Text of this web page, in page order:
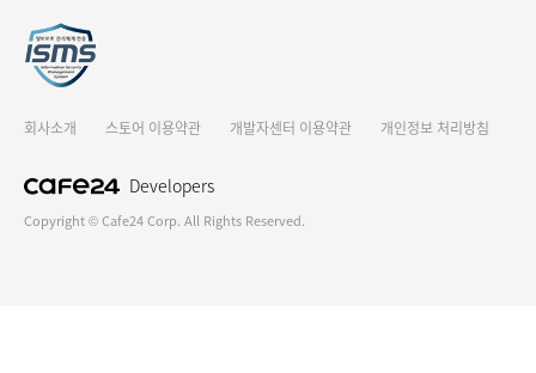
Developers
회사소개 스토어 이용약관 개발자센터 이용약관 개인정보 처리방침
Copyright © Cafe24 Corp. All Rights Reserved.